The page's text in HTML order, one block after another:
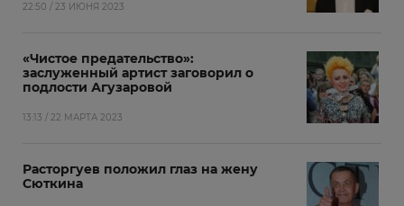
22:50 / 23 ИЮНЯ 2023
«Чистое предательство»:
заслуженный артист заговорил о
подлости Агузаровой
13:13 / 22 МАРТА 2023
Расторгуев положил глаз на жену
Сюткина